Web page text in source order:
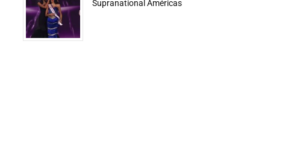
Supranational Américas